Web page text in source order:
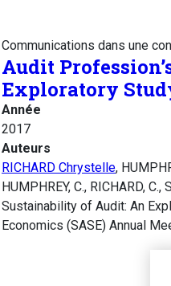
Communications dans une
Audit
Exploratory
Année
2017
Auteurs
RICHARD Chrystelle,
HUMPHREY, C., RICHARD,
Sustainability of Audit: An
Economics (SASE) Annual